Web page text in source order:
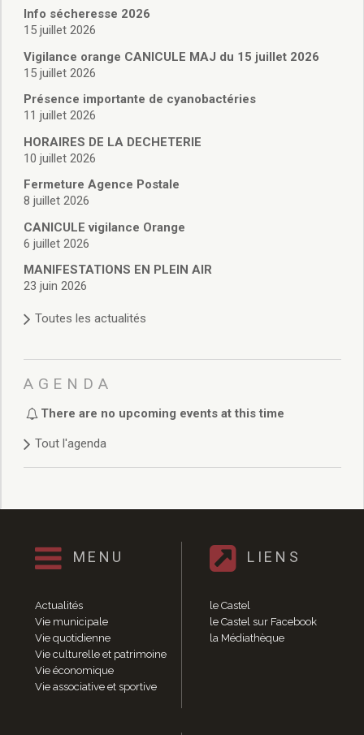
Vie associative
Police Municipale/règlementation
Services en ligne
Inscriptions sur les listes électorales
Plan Local d’Urbanisme intercommunal
Actes d’état civil
Budgets
Budget de Fonctionnement
Budget d’Investissement
Conseils municipaux
Règlement du conseil municipal
Déliberations 2026
Délibérations 2024
Délibérations 2022
Délibérations 2021
Délibérations 2019
Délibérations 2018
Délibérations 2012
Délibérations 2009
Délibérations 2008
Agenda réunions publiques
Marchés publics
Toutes les actualités
Info sécheresse 2026
15 juillet 2026
Vigilance orange CANICULE MAJ du 15 juillet 2026
15 juillet 2026
Présence importante de cyanobactéries
11 juillet 2026
HORAIRES DE LA DECHETERIE
10 juillet 2026
Fermeture Agence Postale
8 juillet 2026
CANICULE vigilance Orange
6 juillet 2026
MANIFESTATIONS EN PLEIN AIR
23 juin 2026
Toutes les actualités
AGENDA
There are no upcoming events at this time
Tout l'agenda
MENU
Actualités
Vie municipale
Vie quotidienne
Vie culturelle et patrimoine
Vie économique
Vie associative et sportive
LIENS
le Castel
le Castel sur Facebook
la Médiathèque